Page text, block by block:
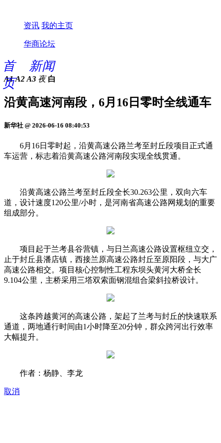
资讯 我的主页
华商论坛
首
页
新闻
A1 A2 A3 夜 白
沿黄高速河南段，6月16日零时全线通车
新华社 @ 2026-06-16 08:40:53
6月16日零时起，沿黄高速公路兰考至封丘段项目正式通
车运营，标志着沿黄高速公路河南段实现全线贯通。
沿黄高速公路兰考至封丘段全长30.263公里，双向六车
道，设计速度120公里/小时，是河南省高速公路网规划的重要
组成部分。
项目起于兰考县谷营镇，与日兰高速公路设置枢纽立交，
止于封丘县潘店镇，西接兰原高速公路封丘至原阳段，与大广
高速公路相交。项目核心控制性工程东坝头黄河大桥全长
9.104公里，主桥采用三塔双索面钢混组合梁斜拉桥设计。
这条跨越黄河的高速公路，架起了兰考与封丘的快速联系
通道，两地通行时间由1小时降至20分钟，群众跨河出行效率
大幅提升。
作者：杨静、李龙
取消